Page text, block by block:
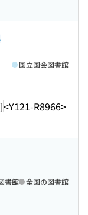
<Y121-R8966>
国立国会図書館
書館 全国の図書館